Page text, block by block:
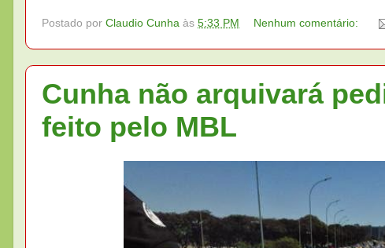
Postado por Claudio Cunha às 5:33 PM Nenhum comentário:
Cunha não arquivará
feito pelo MBL